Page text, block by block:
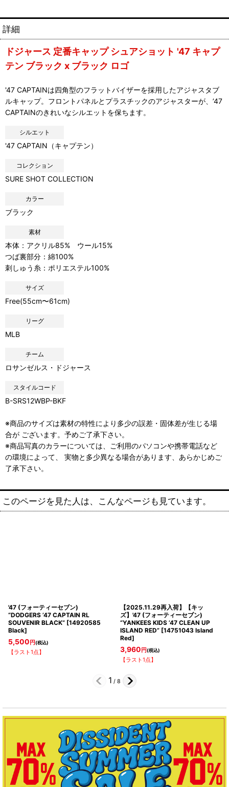
詳細
ドジャース 定番キャップ シュアショット '47 キャプ
テン ブラック x ブラック ロゴ
'47 CAPTAINは四角型のフラットバイザーを採用したアジャスタブ
ルキャップ。フロントパネルとプラスチックのアジャスターが、’47
CAPTAINのきれいなシルエットを保ちます。
シルエット
'47 CAPTAIN（キャプテン）
コレクション
SURE SHOT COLLECTION
カラー
ブラック
素材
本体：アクリル85% ウール15%
つば裏部分：綿100%
刺しゅう糸：ポリエステル100%
サイズ
Free(55cm〜61cm)
リーグ
MLB
チーム
ロサンゼルス・ドジャース
スタイルコード
B-SRS12WBP-BKF
※商品のサイズは素材の特性により多少の誤差・固体差が生じる場
合が ございます。予めご了承下さい。
※商品写真のカラーについては、ご利用のパソコンや携帯電話など
の環境によって、 実物と多少異なる場合があります、あらかじめご
了承下さい。
このページを見た人は、こんなページも見ています。
'47 (フォーティーセブン)
“DODGERS ’47 CAPTAIN RL
SOUVENIR BLACK” [14920585
Black]
5,500 円(税込)
【ラスト1点】
【2025.11.29再入荷】【キッ
ズ】'47 (フォーティーセブン)
“YANKEES KIDS ’47 CLEAN UP
ISLAND RED” [14751043 Island
Red]
3,960 円(税込)
【ラスト1点】
1 / 8